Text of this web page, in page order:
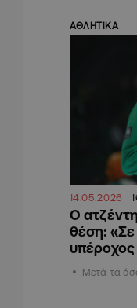
ΑΘΛΗΤΙΚΑ
14.05.2026
Ο
θέση: «Σε
Μετά τα